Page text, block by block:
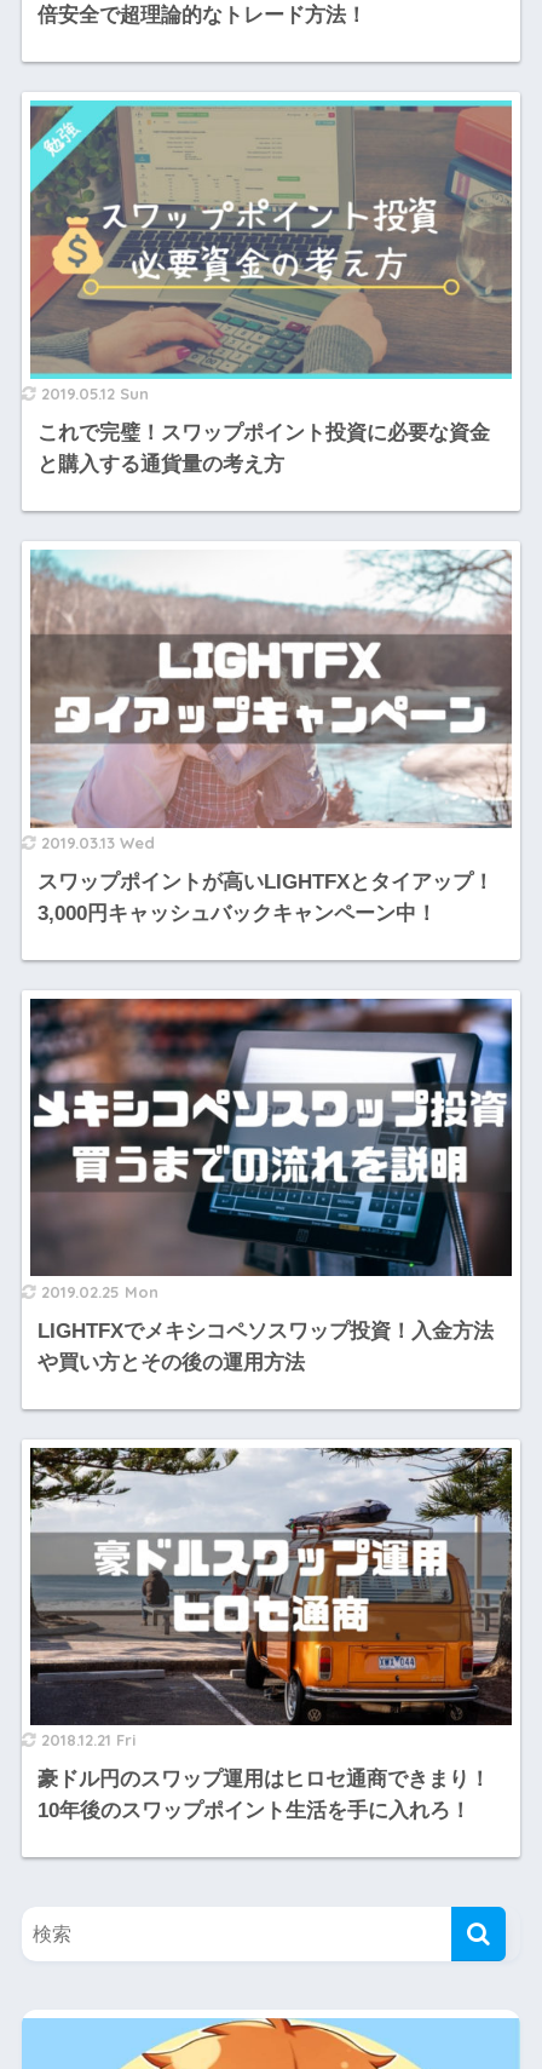
倍安全で超理論的なトレード方法！
2019.05.12 Sun
これで完璧！スワップポイント投資に必要な資金
と購入する通貨量の考え方
2019.03.13 Wed
スワップポイントが高いLIGHTFXとタイアップ！
3,000円キャッシュバックキャンペーン中！
2019.02.25 Mon
LIGHTFXでメキシコペソスワップ投資！入金方法
や買い方とその後の運用方法
2018.12.21 Fri
豪ドル円のスワップ運用はヒロセ通商できまり！
10年後のスワップポイント生活を手に入れろ！